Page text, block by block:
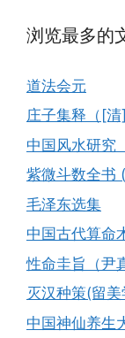
浏览最多的
道法会元
庄子集释（[清]
中国风水研究
紫微斗数全书
毛泽东选集
中国古代算命
性命圭旨（尹
灭汉种策(留
中国神仙养生